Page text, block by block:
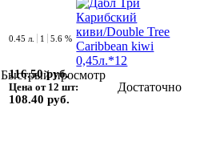
Быстрый просмотр
0.45 л. 1 5.6 %
116.50 руб.
Цена от 12 шт:
108.40 руб.
Достаточно